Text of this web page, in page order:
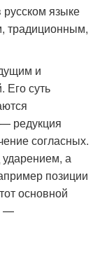
языке
традиционным,
и
Его суть
редукция
согласных.
ударением, а
позиции
основной
—